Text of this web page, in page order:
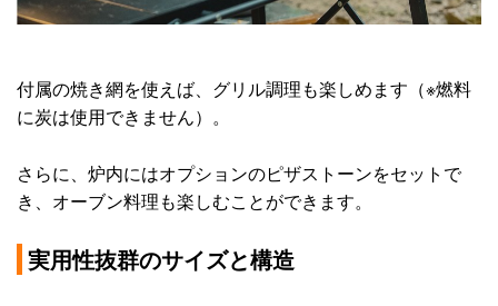
付属の焼き網を使えば、グリル調理も楽しめます（※燃料
に炭は使用できません）。
さらに、炉内にはオプションのピザストーンをセットで
き、オーブン料理も楽しむことができます。
実用性抜群のサイズと構造